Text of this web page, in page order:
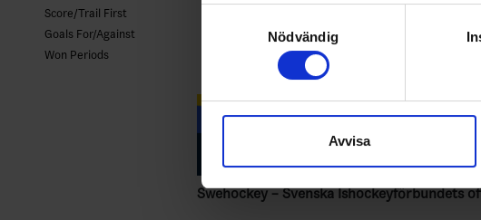
Identifiera din enhet genom att
Ta reda på mer om hur dina personliga
eller dra tillbaka ditt samtycke när som
Vi använder enhetsidentifierare för att
sociala medier och analysera vår trafik.
till de sociala medier och annons- och
med annan information som du har
Nödvändig
Avvisa
Score/Trail First
Goals For/Against
Won Periods
Swehockey – Svenska Ishockeyförbundets